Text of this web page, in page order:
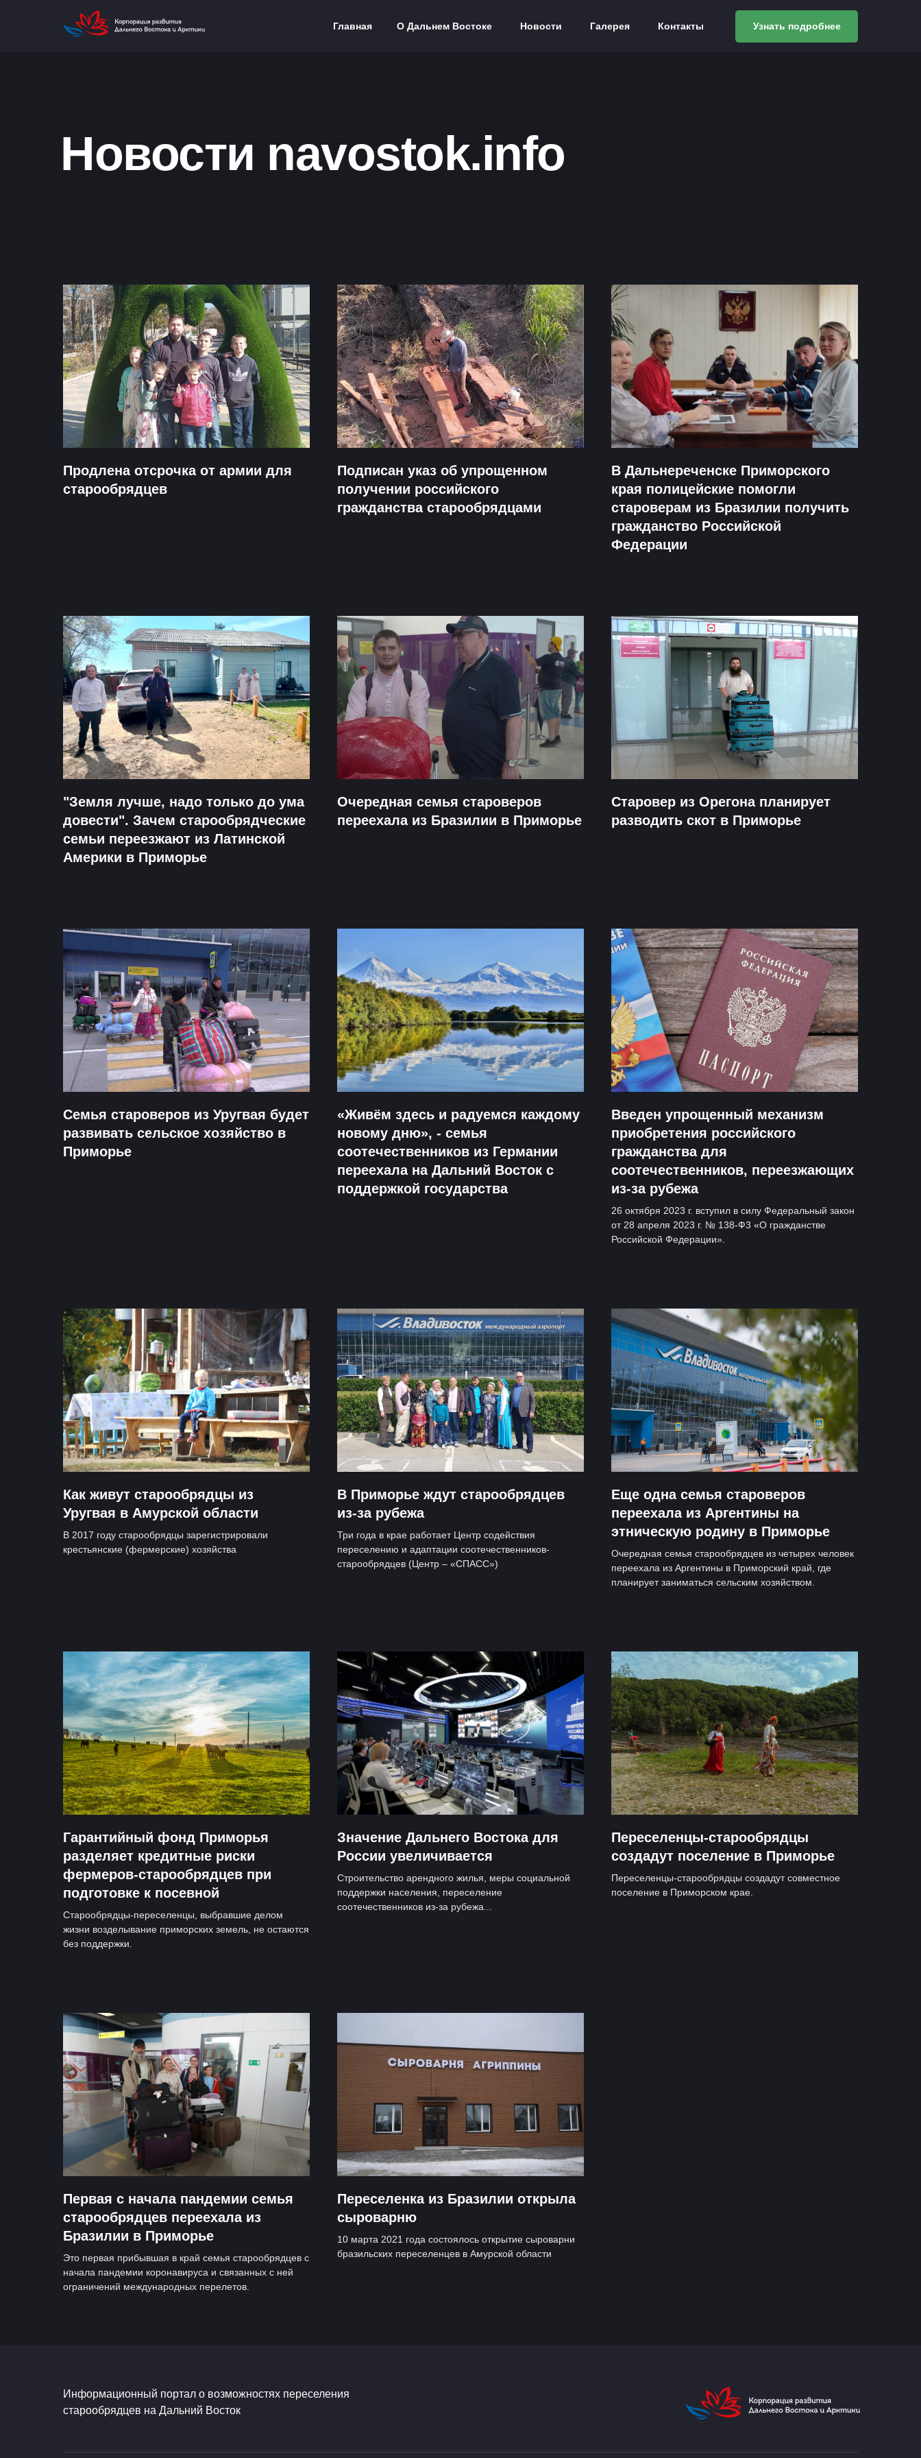
Узнать подробнее
Главная О Дальнем Востоке Новости Галерея Контакты
Новости navostok.info
Продлена отсрочка от армии для
старообрядцев
Подписан указ об упрощенном
получении российского
гражданства старообрядцами
В Дальнереченске Приморского
края полицейские помогли
староверам из Бразилии получить
гражданство Российской
Федерации
"Земля лучше, надо только до ума
довести". Зачем старообрядческие
семьи переезжают из Латинской
Америки в Приморье
Очередная семья староверов
переехала из Бразилии в Приморье
Старовер из Орегона планирует
разводить скот в Приморье
Семья староверов из Уругвая будет
развивать сельское хозяйство в
Приморье
«Живём здесь и радуемся каждому
новому дню», - семья
соотечественников из Германии
переехала на Дальний Восток с
поддержкой государства
Введен упрощенный механизм
приобретения российского
гражданства для
соотечественников, переезжающих
из-за рубежа
26 октября 2023 г. вступил в силу Федеральный закон
от 28 апреля 2023 г. № 138-Ф3 «О гражданстве
Российской Федерации».
Как живут старообрядцы из
Уругвая в Амурской области
В 2017 году старообрядцы зарегистрировали
крестьянские (фермерские) хозяйства
В Приморье ждут старообрядцев
из-за рубежа
Три года в крае работает Центр содействия
переселению и адаптации соотечественников-
старообрядцев (Центр – «СПАСС»)
Еще одна семья староверов
переехала из Аргентины на
этническую родину в Приморье
Очередная семья старообрядцев из четырех человек
переехала из Аргентины в Приморский край, где
планирует заниматься сельским хозяйством.
Гарантийный фонд Приморья
разделяет кредитные риски
фермеров-старообрядцев при
подготовке к посевной
Старообрядцы-переселенцы, выбравшие делом
жизни возделывание приморских земель, не остаются
без поддержки.
Значение Дальнего Востока для
России увеличивается
Строительство арендного жилья, меры социальной
поддержки населения, переселение
соотечественников из-за рубежа...
Переселенцы-старообрядцы
создадут поселение в Приморье
Переселенцы-старообрядцы создадут совместное
поселение в Приморском крае.
Первая с начала пандемии семья
старообрядцев переехала из
Бразилии в Приморье
Это первая прибывшая в край семья старообрядцев с
начала пандемии коронавируса и связанных с ней
ограничений международных перелетов.
Переселенка из Бразилии открыла
сыроварню
10 марта 2021 года состоялось открытие сыроварни
бразильских переселенцев в Амурской области
Информационный портал о возможностях переселения
старообрядцев на Дальний Восток